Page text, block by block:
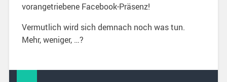
vorangetriebene Facebook-Präsenz!
Vermutlich wird sich demnach noch was tun.
Mehr, weniger, …?